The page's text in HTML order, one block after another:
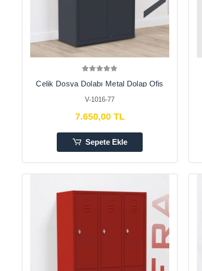
Çelik Dosya Dolabı Metal Dolap Ofis
, Balkon
V-1016-77
7.650,00 TL
Sepete Ekle